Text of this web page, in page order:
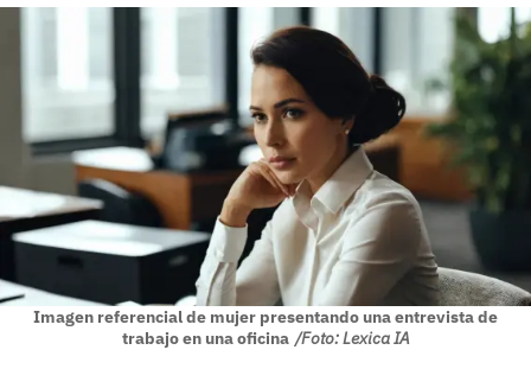
Imagen referencial de mujer presentando una entrevista de
trabajo en una oficina /Foto: Lexica IA